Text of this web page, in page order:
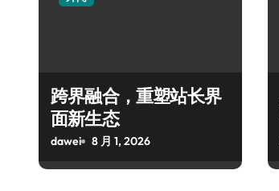
跨界融合，重塑站长界
面新生态
dawei 8 月 1, 2026